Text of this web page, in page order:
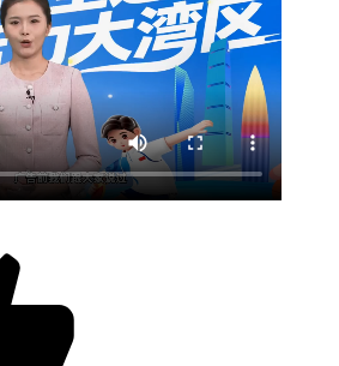
20:40
年人健身注意事项